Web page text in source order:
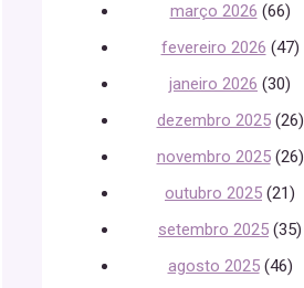
março 2026 (66)
fevereiro 2026 (47)
janeiro 2026 (30)
dezembro 2025(26)
novembro 2025(26)
outubro 2025 (21)
setembro 2025 (35)
agosto 2025(46)